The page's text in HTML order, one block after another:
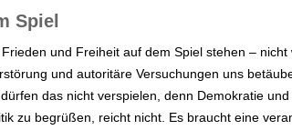
Spiel
und Freiheit auf dem Spiel stehen –
und autoritäre Versuchungen uns
das nicht verspielen, denn Demokratie
zu begrüßen, reicht nicht. Es braucht eine